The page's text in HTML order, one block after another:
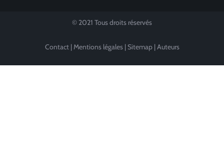
© 2021 Tous droits réservés
Contact|Mentions légales| Sitemap|Auteurs